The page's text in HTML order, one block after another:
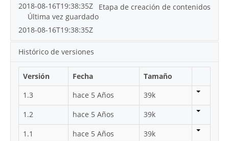
Etapa de creación de contenidos
2018-08-16T19:38:35Z
Última vez guardado
2018-08-16T19:38:35Z
Histórico de versiones
Versión Fecha
Tamaño
1.3
hace 5 Años
39k
1.2
hace 5 Años
39k
1.1
hace 5 Años
39k